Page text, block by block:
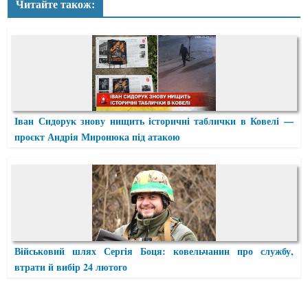
Читайте також:
Іван Сидорук знову нищить історичні таблички в Ковелі —
проєкт Андрія Миронюка під атакою
Військовий шлях Сергія Боця: ковельчанин про службу,
втрати й вибір 24 лютого